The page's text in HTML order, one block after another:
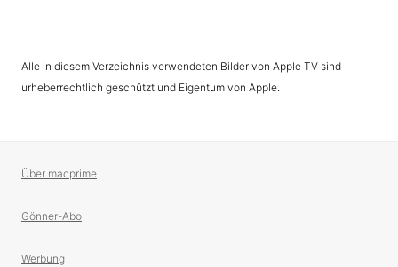
Alle in diesem Verzeichnis verwendeten Bilder von Apple TV sind
urheberrechtlich geschützt und Eigentum von Apple.
Über macprime
Gönner-Abo
Werbung